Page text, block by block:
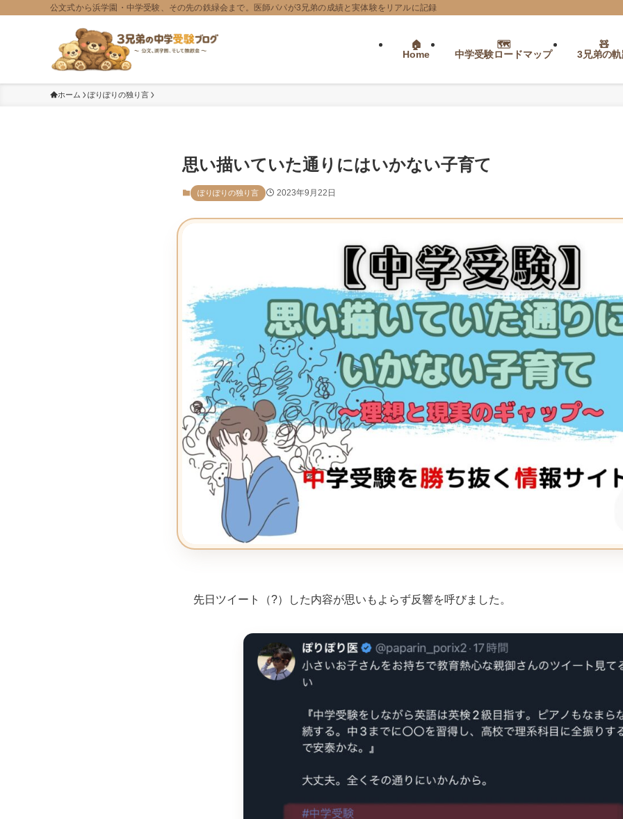
公文式から浜学園・中学受験、その先の鉄緑会まで。医師パパが3兄弟の成績と実体験をリアルに記録
Home 中学受験ロードマップ 3兄弟の
ホーム ぽりぽりの独り言
思い描いていた通りにはいかない子育て
ぽりぽりの独り言 2023年9月22日
先日ツイート（?）した内容が思いもよらず反響を呼びました。